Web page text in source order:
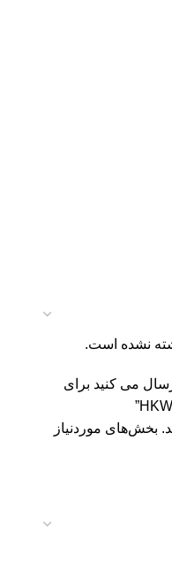
نشده است.
می کنید برای
بخش‌های موردنیاز